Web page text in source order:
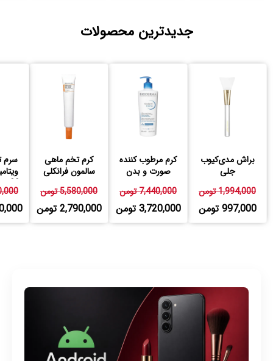
جدیدترین محصولات
براش مدی‌کیوب
جلی
1,994,000 تومن
997,000 تومن
کرم مرطوب کننده
صورت و بدن
7,440,000 تومن
3,720,000 تومن
کرم تخم ماهی
سالمون فرانکلی
5,580,000 تومن
2,790,000 تومن
سرم
23 درصد فرانکلی